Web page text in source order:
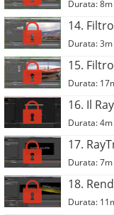
Durata: 8m
14.
Durata: 3m
15.
Durata:
16. Il
Durata: 4m
17.
Durata: 7m
18.
Durata: